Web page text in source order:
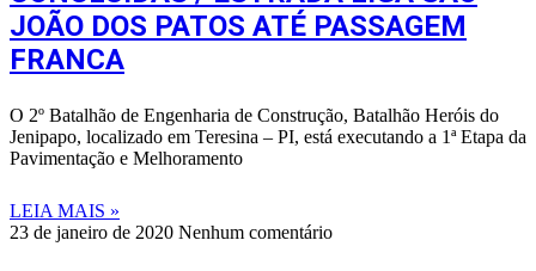
JOÃO DOS PATOS ATÉ PASSAGEM
FRANCA
O 2º Batalhão de Engenharia de Construção, Batalhão Heróis do
Jenipapo, localizado em Teresina – PI, está executando a 1ª Etapa da
Pavimentação e Melhoramento
LEIA MAIS »
23 de janeiro de 2020 Nenhum comentário